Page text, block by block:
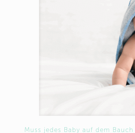
Muss jedes Baby auf dem Bauch